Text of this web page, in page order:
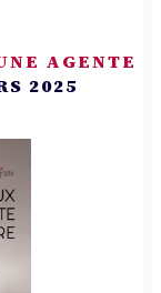
AGENTE
2025